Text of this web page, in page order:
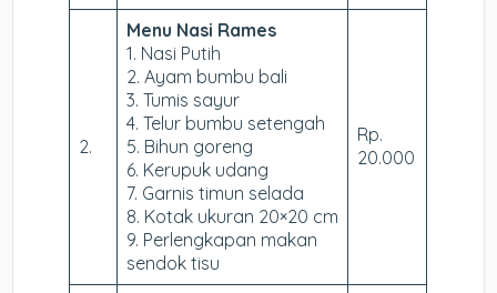
2.
Menu Nasi Rames
1. Nasi Putih
2. Ayam bumbu bali
3. Tumis sayur
4. Telur bumbu setengah
5. Bihun goreng
6. Kerupuk udang
7. Garnis timun selada
8. Kotak ukuran 20×20 cm
9. Perlengkapan makan
sendok tisu
Rp.
20.000